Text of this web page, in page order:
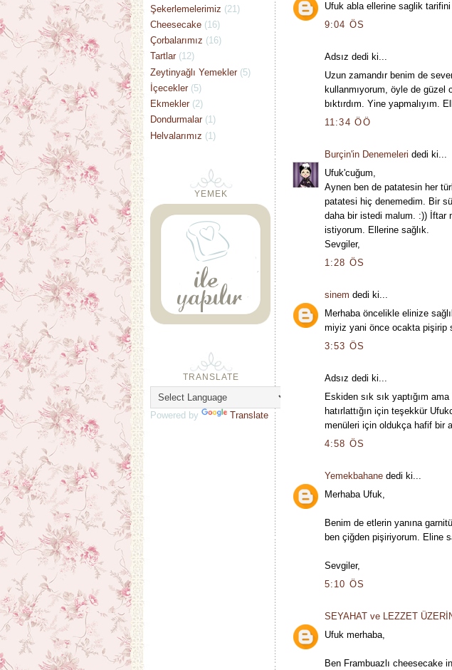
Ufuk abla ellerine saglik
9:04 ÖS
Adsız dedi ki...
Uzun zamandır benim de
kullanmıyorum, öyle de güzel
bıktırdım. Yine yapmalıyım.
11:34 ÖÖ
Burçin'in Denemeleri dedi ki...
Ufuk'cuğum,
Aynen ben de patatesin her
patatesi hiç denemedim. Bir
daha bir istedi malum. :)) İftar
istiyorum. Ellerine sağlık.
Sevgiler,
1:28 ÖS
sinem dedi ki...
Merhaba öncelikle elinize
miyiz yani önce ocakta pişirip
3:53 ÖS
Adsız dedi ki...
Eskiden sık sık yaptığım
hatırlattığın için teşekkür
menüleri için oldukça hafif bir
4:58 ÖS
Yemekbahanededi ki...
Merhaba Ufuk,
Benim de etlerin yanına
ben çiğden pişiriyorum. Eline
Sevgiler,
5:10 ÖS
SEYAHAT ve LEZZET
Ufuk merhaba,
Ben Frambuazlı cheesecake
Şekerlemelerimiz (21)
Cheesecake (16)
Çorbalarımız (16)
Tartlar (12)
Zeytinyağlı Yemekler (5)
İçecekler (5)
Ekmekler (2)
Dondurmalar (1)
Helvalarımız (1)
YEMEK
TRANSLATE
Powered by Translate